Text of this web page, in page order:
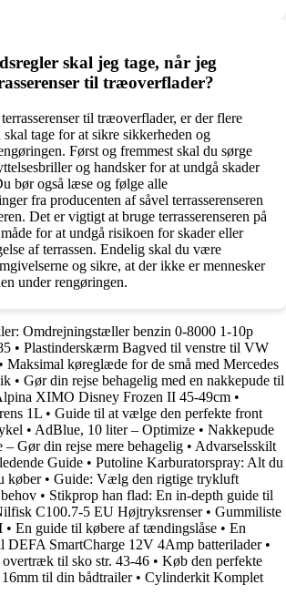
skal jeg tage, når jeg
til træoverflader?
til træoverflader, er der flere
tage for at sikre sikkerheden og
Først og fremmest skal du sørge
og handsker for at undgå skader
bør også læse og følge alle
fra producenten af såvel terrasserenseren
Det er vigtigt at bruge terrasserenseren på
for at undgå risikoen for skader eller
af terrassen. Endelig skal du være
og sikre, at der ikke er mennesker
under rengøringen.
Omdrejningstæller benzin 0-8000 1-10p
• Plastinderskærm Bagved til venstre til VW
• Maksimal køreglæde for de små med Mercedes
• Gør din rejse behagelig med en nakkepude til
XIMO Disney Frozen II 45-49cm •
1L • Guide til at vælge den perfekte front
• AdBlue, 10 liter – Optimize • Nakkepude
Gør din rejse mere behagelig • Advarselsskilt
Guide • Putoline Karburatorspray: Alt du
køber• Guide: Vælg den rigtige trykluft
• Stikprop han flad: En in-depth guide til
C100.7-5 EU Højtryksrenser• Gummiliste
• En guide til købere af tændingslåse • En
DEFA SmartCharge 12V 4Amp batterilader•
til sko str. 43-46 • Køb den perfekte
til din bådtrailer• Cylinderkit Komplet